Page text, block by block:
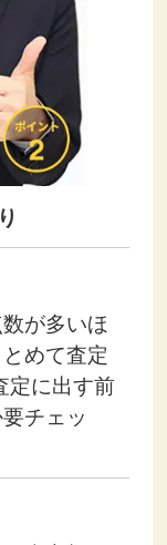
が多いほ
めて査定
定に出す前
チェッ